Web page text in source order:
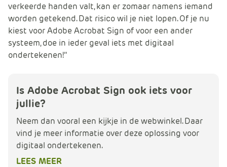
verkeerde handen valt, kan er zomaar namens iemand
worden getekend. Dat risico wil je niet lopen. Of je nu
kiest voor Adobe Acrobat Sign of voor een ander
systeem, doe in ieder geval iets met digitaal
ondertekenen!’’
Is Adobe Acrobat Sign ook iets voor
jullie?
Neem dan vooral een kijkje in de webwinkel. Daar
vind je meer informatie over deze oplossing voor
digitaal ondertekenen.
LEES MEER